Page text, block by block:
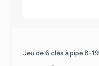
Jeu de 6 clés à pipe 8-19